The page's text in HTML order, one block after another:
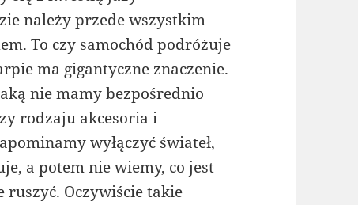
należy przede wszystkim
To czy samochód podróżuje
ma gigantyczne znaczenie.
nie mamy bezpośrednio
rodzaju akcesoria i
wyłączyć świateł,
a potem nie wiemy, co jest
ruszyć. Oczywiście takie